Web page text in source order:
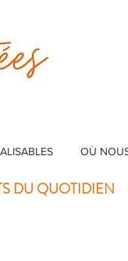
OÙ
DU QUOTIDIEN